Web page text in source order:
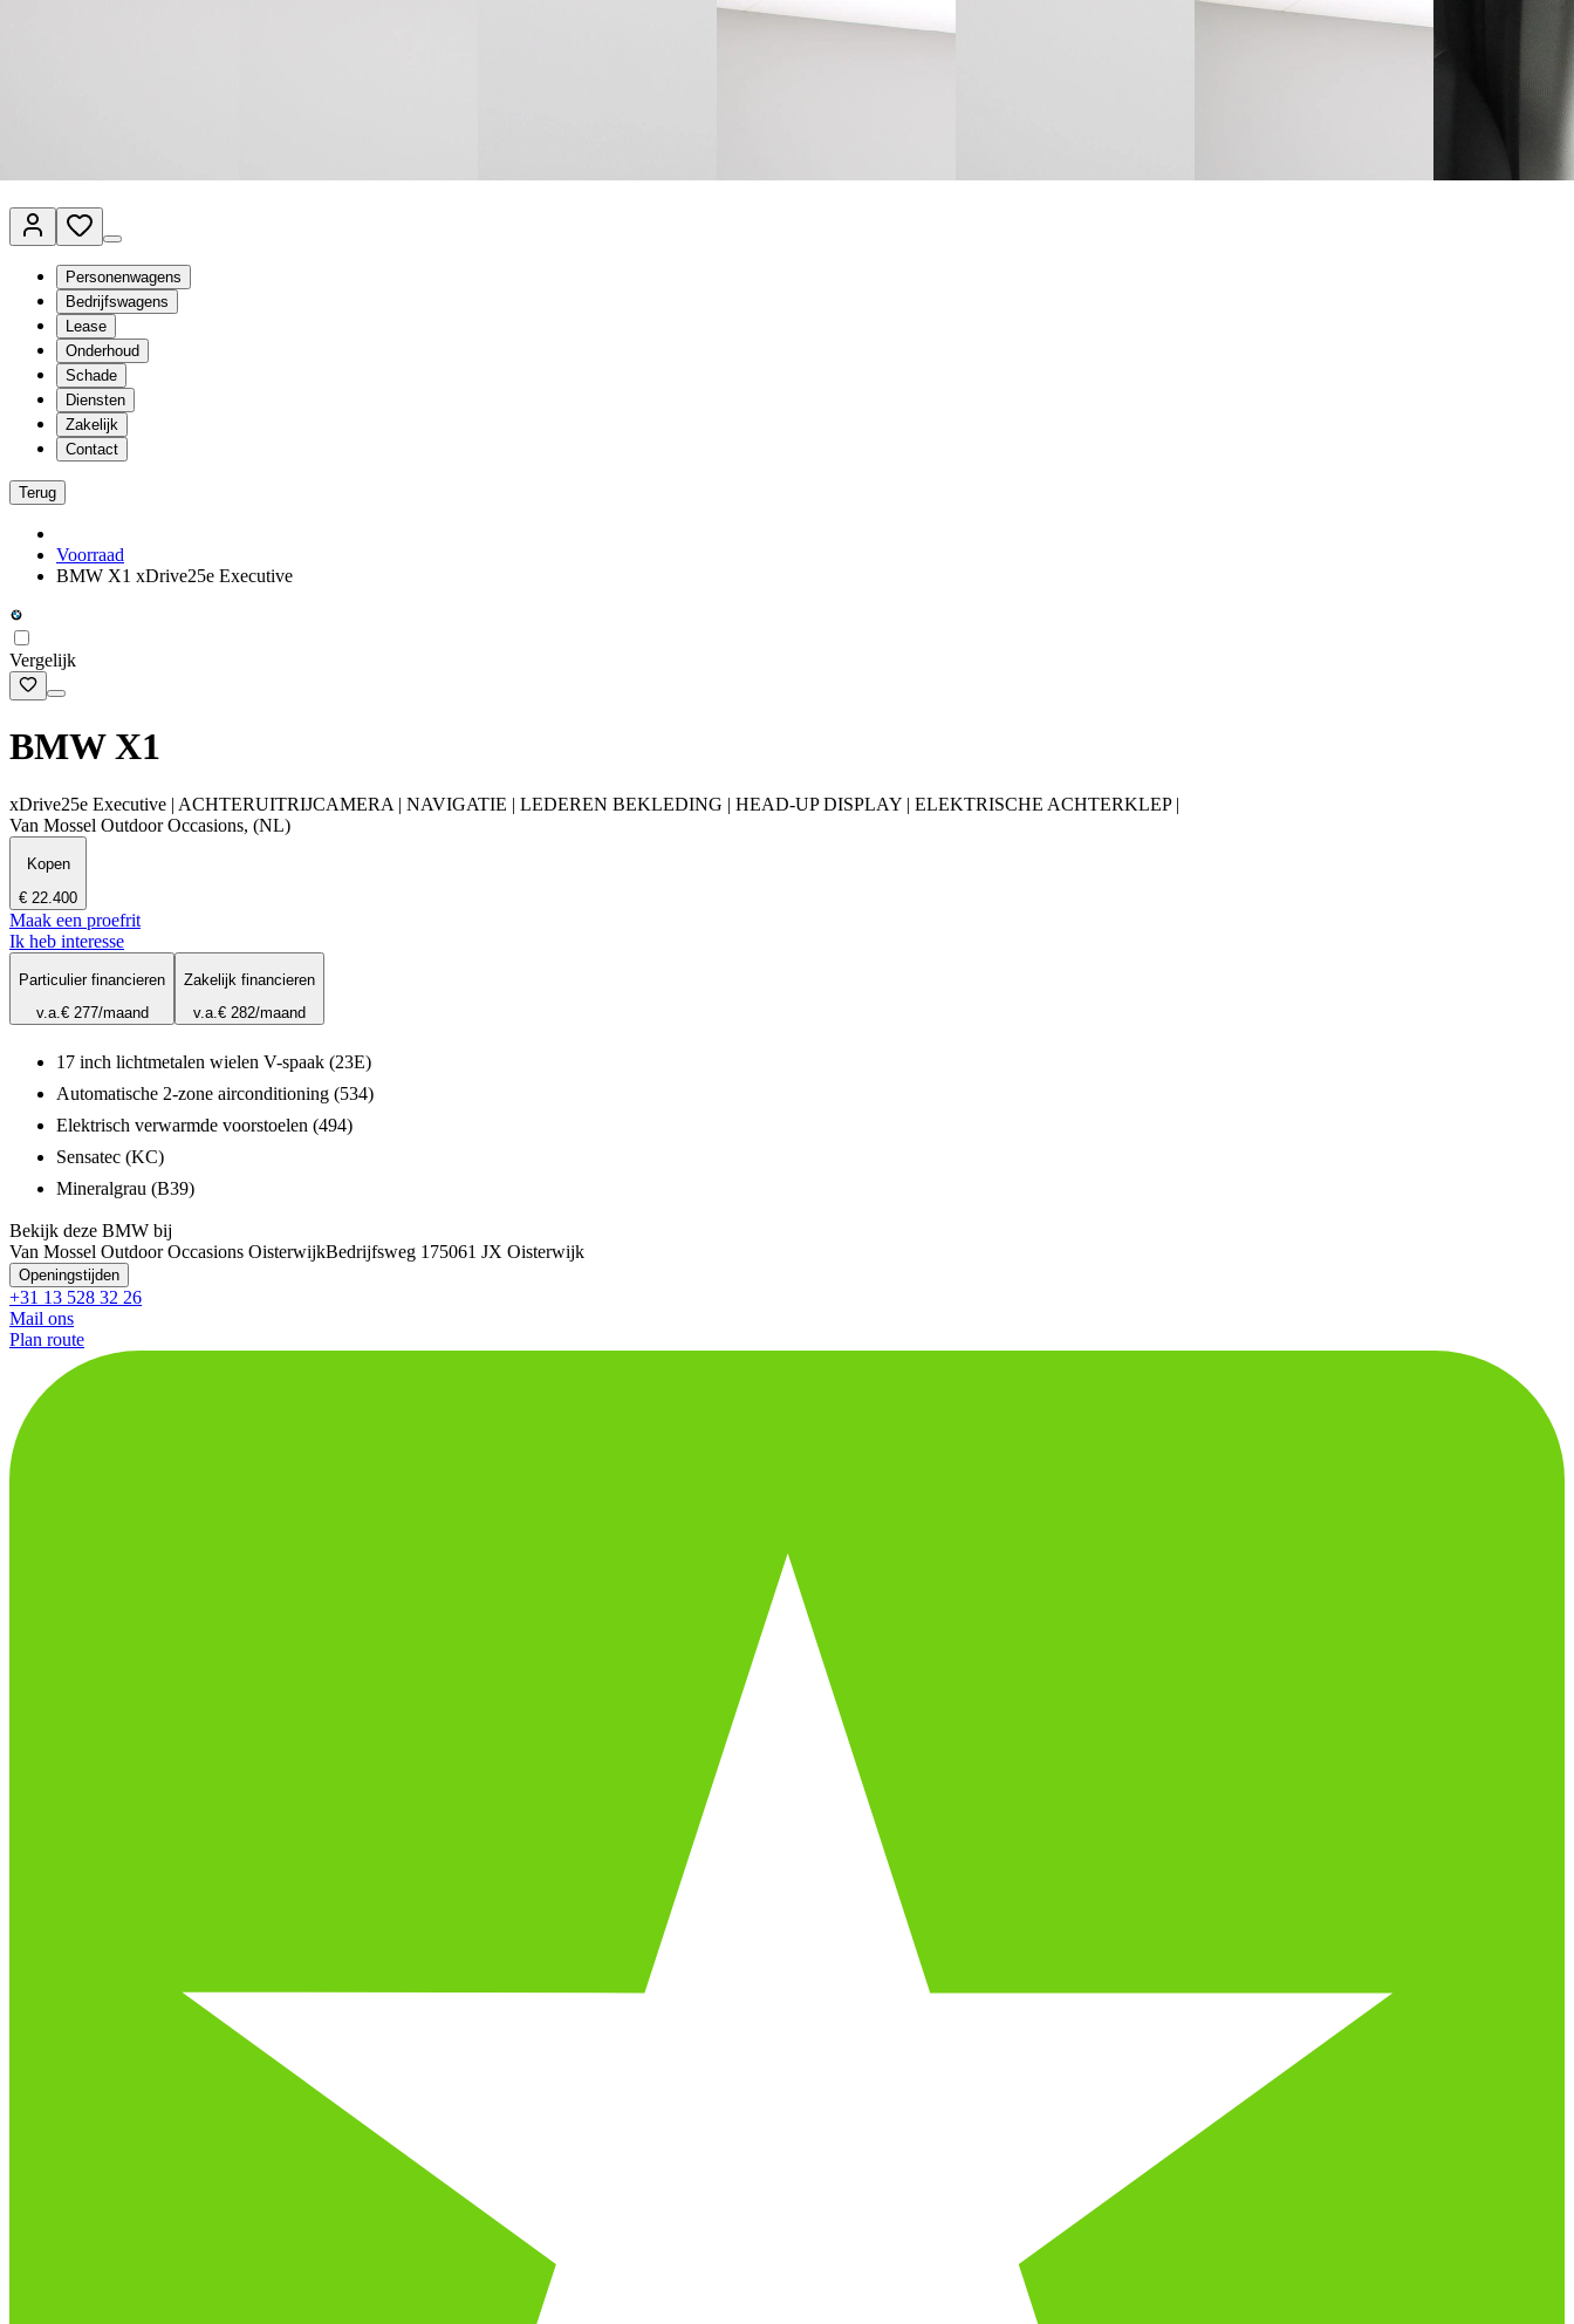
Personenwagens
Bedrijfswagens
Lease
Onderhoud
Schade
Diensten
Zakelijk
Contact
Terug
Voorraad
BMW X1 xDrive25e Executive
Vergelijk
BMW X1
xDrive25e Executive | ACHTERUITRIJCAMERA | NAVIGATIE | LEDEREN BEKLEDING | HEAD-UP DISPLAY | ELEKTRISCHE ACHTERKLEP |
Van Mossel Outdoor Occasions, (NL)
Kopen
€ 22.400
Maak een proefrit
Ik heb interesse
Particulier financieren
v.a.€ 277/maand
Zakelijk financieren
v.a.€ 282/maand
17 inch lichtmetalen wielen V-spaak (23E)
Automatische 2-zone airconditioning (534)
Elektrisch verwarmde voorstoelen (494)
Sensatec (KC)
Mineralgrau (B39)
Bekijk deze BMW bij
Van Mossel Outdoor Occasions OisterwijkBedrijfsweg 175061 JX Oisterwijk
Openingstijden
+31 13 528 32 26
Mail ons
Plan route